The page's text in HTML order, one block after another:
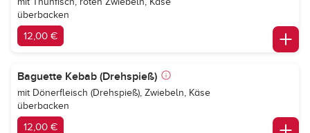
überbacken
12,00 €
Baguette Kebab (Drehspieß)
mit Dönerfleisch (Drehspieß), Zwiebeln, Käse
überbacken
12,00 €